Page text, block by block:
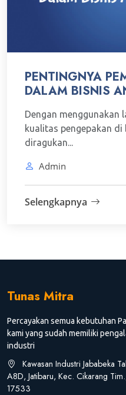
PENTINGNYA
DALAM BISNIS
Dengan menggunakan
kualitas pengepakan
diragukan...
Admin
Selengkapnya
Tunas Mitra
Percayakan semua kebutuhan
kami yang sudah memiliki
industri
Kawasan Industri Jababeka
A8D, Jatibaru, Kec. Cikarang
17533